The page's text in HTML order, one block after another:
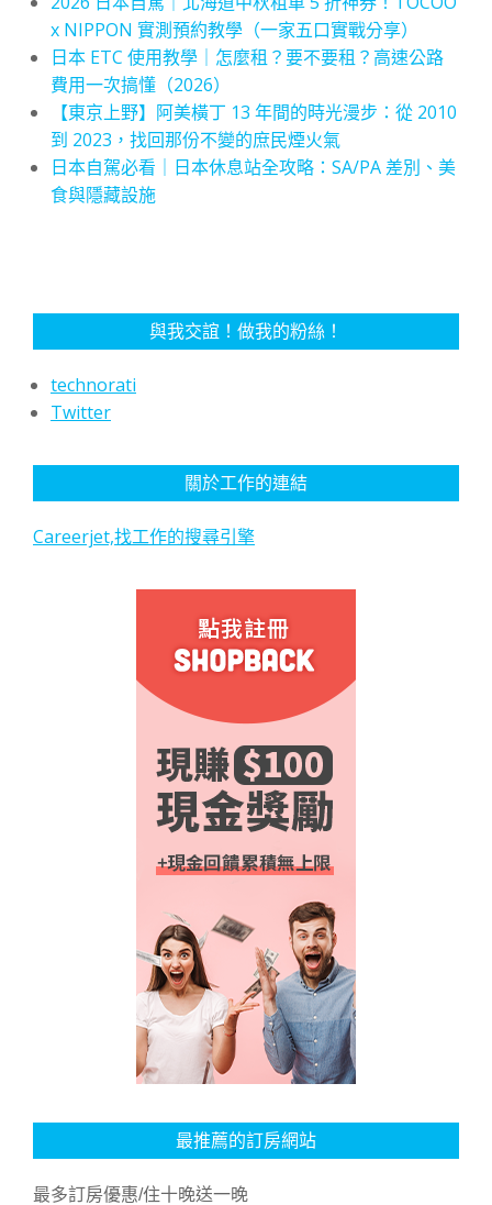
x NIPPON 實測預約教學（一家五口實戰分享）
日本 ETC 使用教學｜怎麼租？要不要租？高速公路
費用一次搞懂（2026）
【東京上野】阿美橫丁 13 年間的時光漫步：從 2010
到 2023，找回那份不變的庶民煙火氣
日本自駕必看｜日本休息站全攻略：SA/PA 差別、美
食與隱藏設施
與我交誼！做我的粉絲！
technorati
Twitter
關於工作的連結
Careerjet,找工作的搜尋引擎
最推薦的訂房網站
最多訂房優惠/住十晚送一晚